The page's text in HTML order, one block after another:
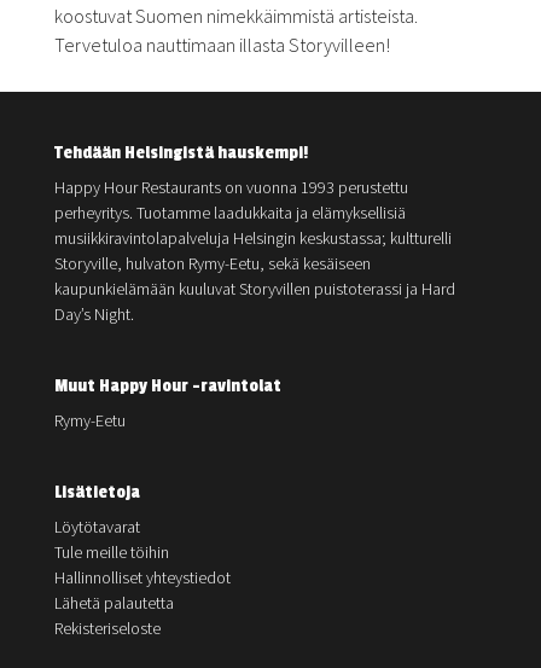
koostuvat Suomen nimekkäimmistä artisteista.
Tervetuloa nauttimaan illasta Storyvilleen!
Tehdään Helsingistä hauskempi!
Happy Hour Restaurants on vuonna 1993 perustettu
perheyritys. Tuotamme laadukkaita ja elämyksellisiä
musiikkiravintolapalveluja Helsingin keskustassa; kultturelli
Storyville, hulvaton Rymy-Eetu, sekä kesäiseen
kaupunkielämään kuuluvat Storyvillen puistoterassi ja Hard
Day’s Night.
Muut Happy Hour -ravintolat
Rymy-Eetu
Lisätietoja
Löytötavarat
Tule meille töihin
Hallinnolliset yhteystiedot
Lähetä palautetta
Rekisteriseloste